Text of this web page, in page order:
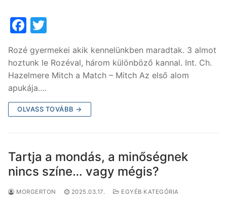
F
c
e
b
o
o
itt
er
Rozé gyermekei akik kennelünkben maradtak. 3 almot
hoztunk le Rozéval, három különböző kannal. Int. Ch.
Hazelmere Mitch a Match – Mitch Az első alom
apukája.…
OLVASS TOVÁBB →
Tartja a mondás, a minőségnek
nincs színe… vagy mégis?
MORGERTON 2025.03.17. EGYÉB KATEGÓRIA